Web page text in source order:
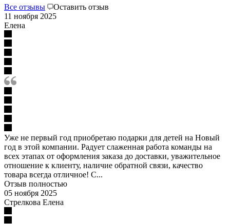
Все отзывы
Оставить отзыв
11 ноября 2025
Елена
Уже не первый год приобретаю подарки для детей на Новый
год в этой компании. Радует слаженная работа команды на
всех этапах от оформления заказа до доставки, уважительное
отношение к клиенту, наличие обратной связи, качество
товара всегда отличное! С...
Отзыв полностью
05 ноября 2025
Стрелкова Елена